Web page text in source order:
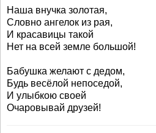
Наша внучка золотая,
Словно ангелок из рая,
И красавицы такой
Нет на всей земле большой!
Бабушка желают с дедом,
Будь весёлой непоседой,
И улыбкою своей
Очаровывай друзей!